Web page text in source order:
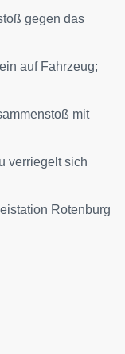
gegen das
auf Fahrzeug;
mit
verriegelt sich
Rotenburg